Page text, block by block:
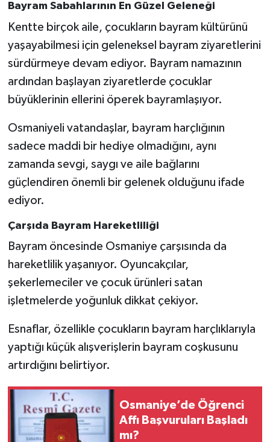
Bayram Sabahlarının En Güzel Geleneği
Kentte birçok aile, çocukların bayram kültürünü
yaşayabilmesi için geleneksel bayram ziyaretlerini
sürdürmeye devam ediyor. Bayram namazının
ardından başlayan ziyaretlerde çocuklar
büyüklerinin ellerini öperek bayramlaşıyor.
Osmaniyeli vatandaşlar, bayram harçlığının
sadece maddi bir hediye olmadığını, aynı
zamanda sevgi, saygı ve aile bağlarını
güçlendiren önemli bir gelenek olduğunu ifade
ediyor.
Çarşıda Bayram Hareketliliği
Bayram öncesinde Osmaniye çarşısında da
hareketlilik yaşanıyor. Oyuncakçılar,
şekerlemeciler ve çocuk ürünleri satan
işletmelerde yoğunluk dikkat çekiyor.
Esnaflar, özellikle çocukların bayram harçlıklarıyla
yaptığı küçük alışverişlerin bayram coşkusunu
artırdığını belirtiyor.
Osmaniye’de Öğrenci
Affı Başvuruları Başladı
mı?